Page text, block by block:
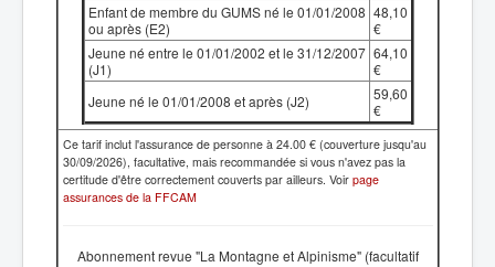
Enfant de membre du GUMS né le 01/01/2008
ou après (E2)
48,10
€
Jeune né entre le 01/01/2002 et le 31/12/2007
(J1)
64,10
€
Jeune né le 01/01/2008 et après (J2)
59,60
€
Ce tarif inclut l'assurance de personne à 24.00 € (couverture jusqu'au
30/09/2026), facultative, mais recommandée si vous n'avez pas la
certitude d'être correctement couverts par ailleurs. Voir page
assurances de la FFCAM
Abonnement revue "La Montagne et Alpinisme" (facultatif